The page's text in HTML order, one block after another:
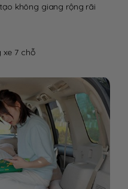
không giang rộng rãi
7 chỗ